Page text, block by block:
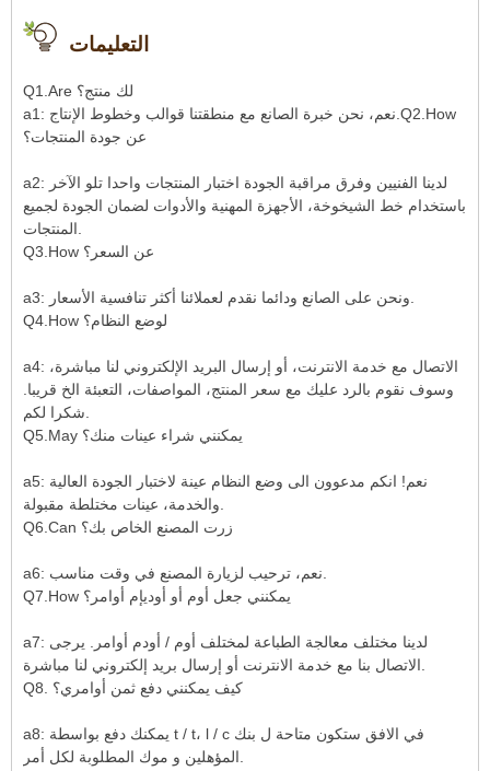
التعليمات
Q1.Are لك منتج؟
a1: نعم، نحن خبرة الصانع مع منطقتنا قوالب وخطوط الإنتاج.Q2.How
عن جودة المنتجات؟
a2: لدينا الفنيين وفرق مراقبة الجودة اختبار المنتجات واحدا تلو الآخر
باستخدام خط الشيخوخة، الأجهزة المهنية والأدوات لضمان الجودة لجميع
Q3.How عن السعر؟
Q4.How لوضع النظام؟
a4: الاتصال مع خدمة الانترنت، أو إرسال البريد الإلكتروني لنا مباشرة،
وسوف نقوم بالرد عليك مع سعر المنتج، المواصفات، التعبئة الخ قريبا.
Q5.May يمكنني شراء عينات منك؟
a5: نعم! انكم مدعوون الى وضع النظام عينة لاختبار الجودة العالية
Q6.Can زرت المصنع الخاص بك؟
Q7.How يمكنني جعل أوم أو أوديإم أوامر؟
a7: لدينا مختلف معالجة الطباعة لمختلف أوم / أودم أوامر. يرجى
Q8. كيف يمكنني دفع ثمن أوامري؟
a8: يمكنك دفع بواسطة t / t، l / c في الافق ستكون متاحة ل بنك